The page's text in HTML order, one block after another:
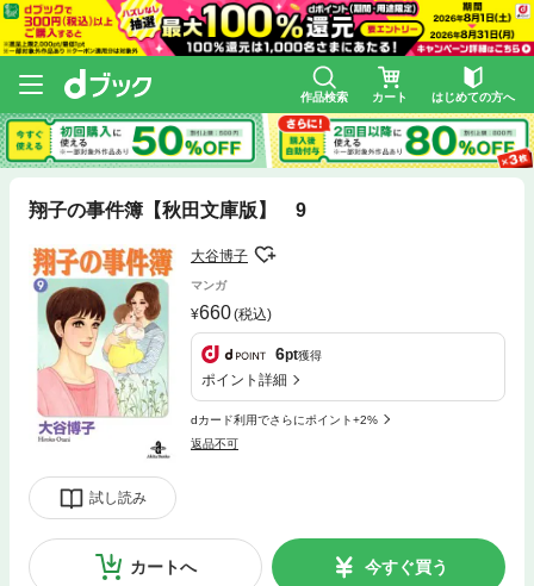
作品検索 カート はじめての方へ
翔子の事件簿【秋田文庫版】 9
試し読み
大谷博子
マンガ
660(税込)
6pt獲得
ポイント詳細
dカード利用でさらにポイント+2%
返品不可
カートへ 今すぐ買う